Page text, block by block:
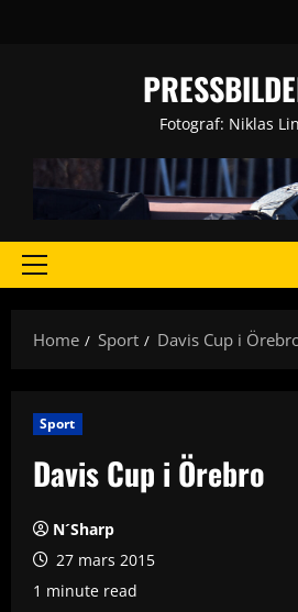
Fotograf: Niklas
Primary
Home
Sport Davis Cup i
Sport
Davis Cup i Örebro
N´Sharp
27 mars 2015
1 minute read